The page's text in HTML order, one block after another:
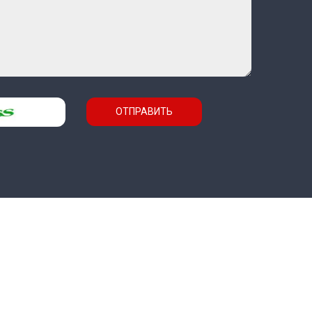
ОТПРАВИТЬ